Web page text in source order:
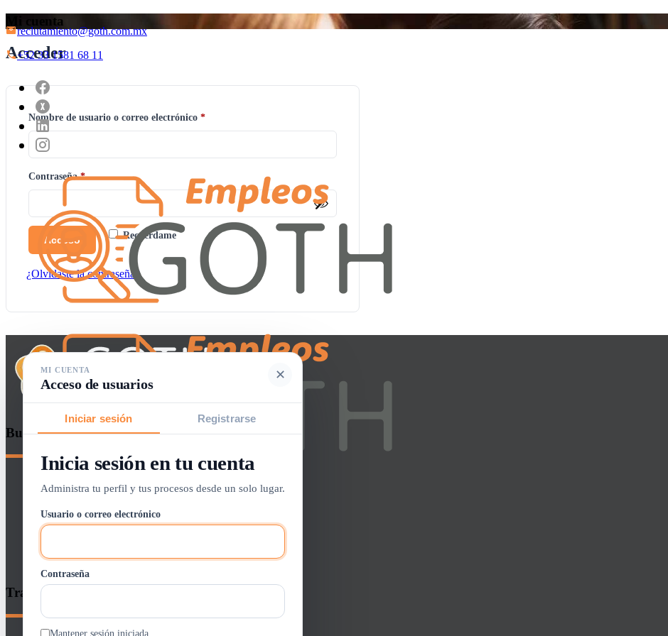
reclutamiento@goth.com.mx
+52 33 1581 68 11
Entrar / Registrarse
Inicio
Buscar Empleo
Mi cuenta
Acceder
Nombre de usuario o correo electrónico *Obligatorio
Contraseña*Obligatorio
Recuérdame
Acceso
¿Olvidaste la contraseña?
MI CUENTA
Acceso de usuarios
✕
Iniciar sesión Registrarse
Inicia sesión en tu cuenta
Administra tu perfil y tus procesos desde un solo lugar.
Usuario o correo electrónico
Contraseña
Mantener sesión iniciada
Buscador de empleos
Lista de Vacantes
Alertas
Trabajos GOTH